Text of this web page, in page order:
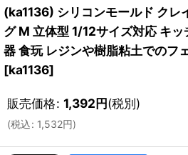
(ka1136) シリコンモールド クレ
グ M 立体型 1/12サイズ対応 キ
器 食玩 レジンや樹脂粘土でのフ
[ka1136]
販売価格: 1,392円(税別)
(税込: 1,532円)